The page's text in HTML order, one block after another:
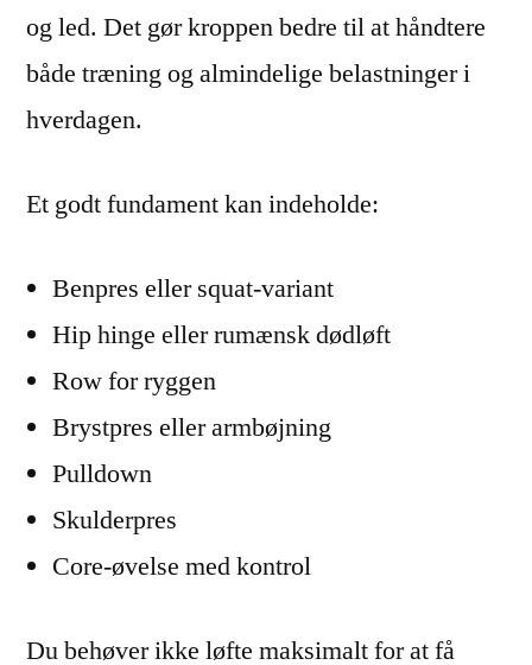
og led. Det gør kroppen bedre til at håndtere
både træning og almindelige belastninger i
hverdagen.
Et godt fundament kan indeholde:
Benpres eller squat-variant
Hip hinge eller rumænsk dødløft
Row for ryggen
Brystpres eller armbøjning
Pulldown
Skulderpres
Core-øvelse med kontrol
Du behøver ikke løfte maksimalt for at få